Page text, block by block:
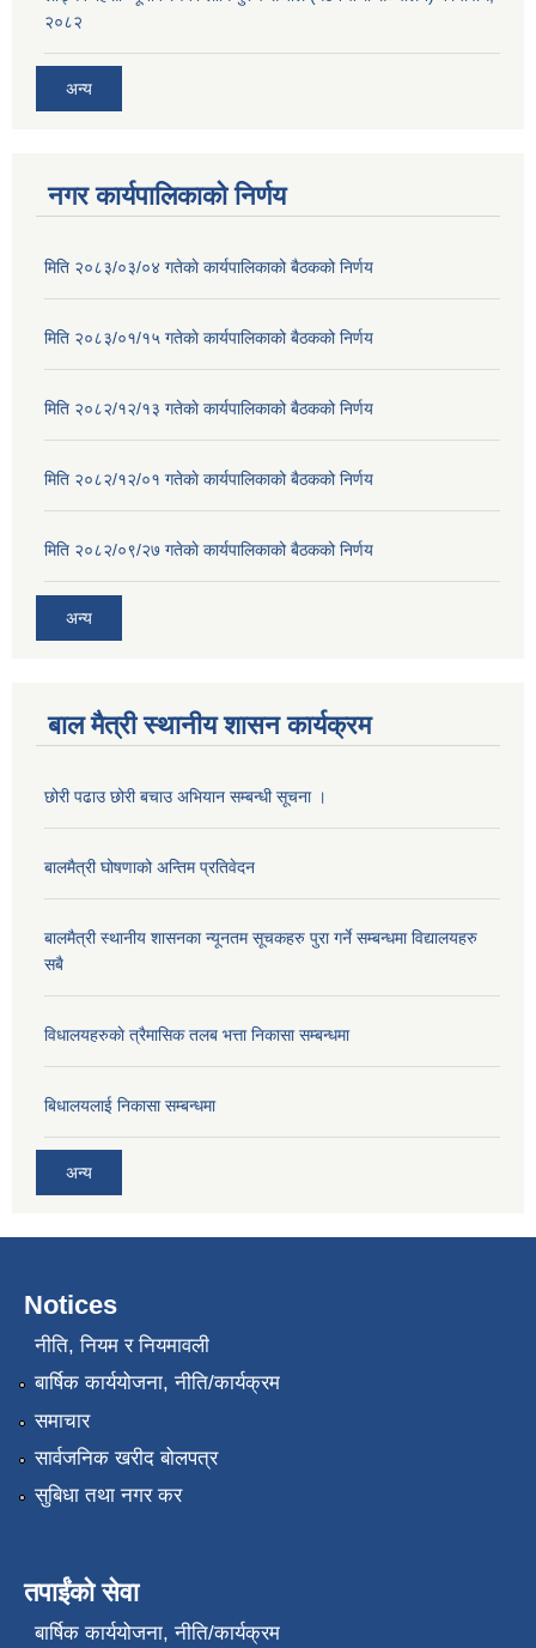
२०८२
अन्य
नगर कार्यपालिकाको निर्णय
मिति २०८३/०३/०४ गतेकाे कार्यपालिकाको बैठकको निर्णय
मिति २०८३/०१/१५ गतेकाे कार्यपालिकाको बैठकको निर्णय
मिति २०८२/१२/१३ गतेकाे कार्यपालिकाको बैठकको निर्णय
मिति २०८२/१२/०१ गतेकाे कार्यपालिकाको बैठकको निर्णय
मिति २०८२/०९/२७ गतेकाे कार्यपालिकाको बैठकको निर्णय
अन्य
बाल मैत्री स्थानीय शासन कार्यक्रम
छोरी पढाउ छोरी बचाउ अभियान सम्बन्धी सूचना ।
बालमैत्री घोषणाको अन्तिम प्रतिवेदन
बालमैत्री स्थानीय शासनका न्यूनतम सूचकहरु पुरा गर्ने सम्बन्धमा विद्यालयहरु
सबै
विधालयहरुकाे त्रैमासिक तलब भत्ता निकासा सम्बन्धमा
बिधालयलाई निकासा सम्बन्धमा
अन्य
Notices
नीति, नियम र नियमावली
बार्षिक कार्ययोजना, नीति/कार्यक्रम
समाचार
सार्वजनिक खरीद बोलपत्र
सुबिधा तथा नगर कर
तपाईंको सेवा
बार्षिक कार्ययोजना, नीति/कार्यक्रम